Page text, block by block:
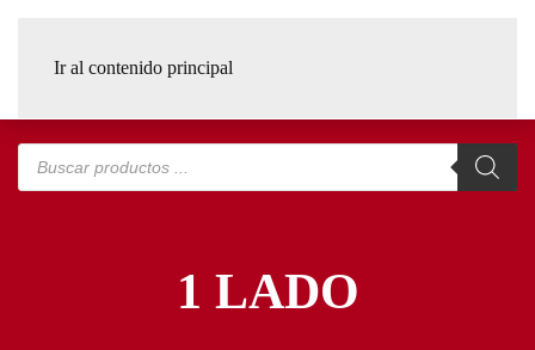
Ir al contenido principal
Búsqueda
productos
1 LADO